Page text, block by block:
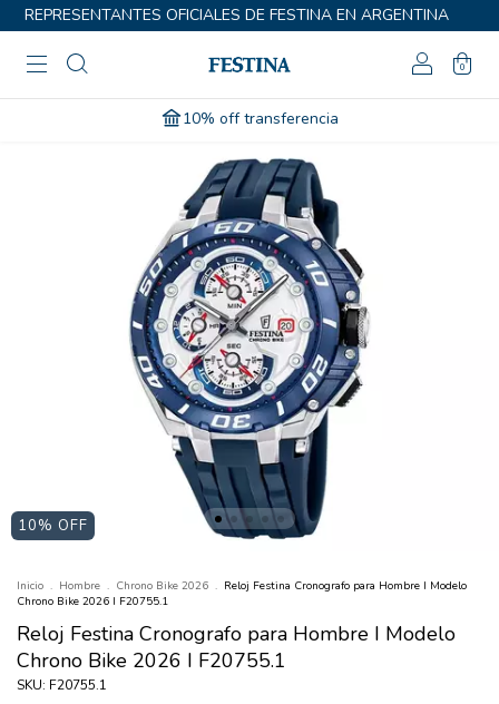
REPRESENTANTES OFICIALES DE FESTINA EN ARGENTINA
0
10% off transferencia
10% OFF
Inicio . Hombre . Chrono Bike 2026 . Reloj Festina Cronografo para Hombre I Modelo
Chrono Bike 2026 I F20755.1
Reloj Festina Cronografo para Hombre I Modelo
Chrono Bike 2026 I F20755.1
SKU: F20755.1